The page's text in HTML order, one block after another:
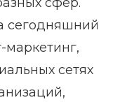
сегодняшний
сетях